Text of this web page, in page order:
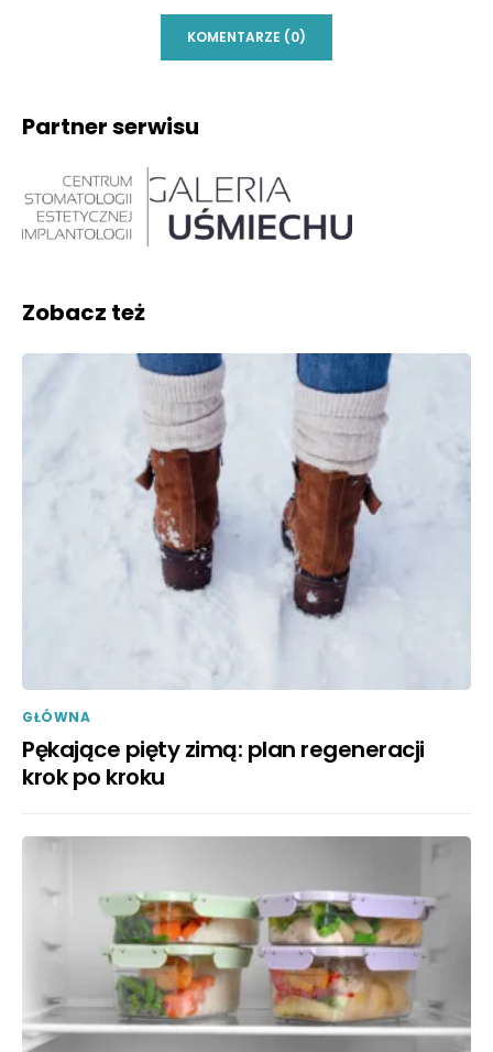
KOMENTARZE (0)
Partner serwisu
Zobacz też
GŁÓWNA
Pękające pięty zimą: plan regeneracji
krok po kroku